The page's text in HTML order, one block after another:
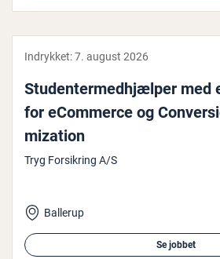
Indrykket:7. august 2026
Stu­den­ter­med­hjæl­per med
for eCommerce og
miza­tion
Tryg Forsikring A/S
Ballerup
Se jobbet